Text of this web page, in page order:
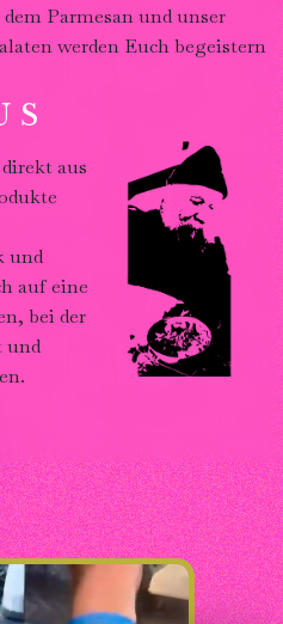
Parmesan und unser
werden Euch begeistern
S
aus
und
auf eine
bei der
und